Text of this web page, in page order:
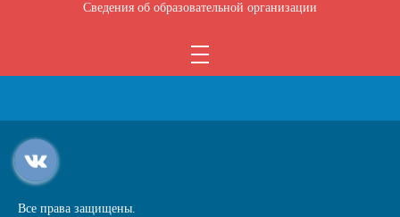
Сведения об образовательной организации
Все права защищены.